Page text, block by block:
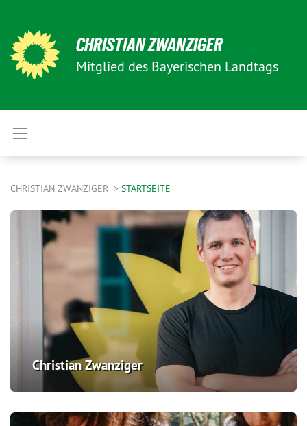
CHRISTIAN ZWANZIGER
Mitglied des Bayerischen Landtags
CHRISTIAN ZWANZIGER STARTSEITE
Christian Zwanziger